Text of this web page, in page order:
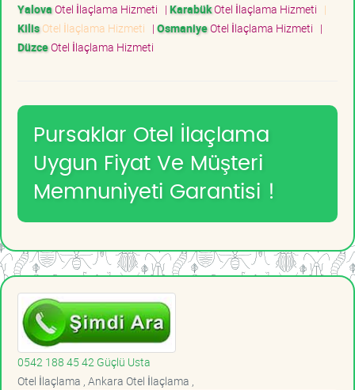
YalovaOtel İlaçlama Hizmeti | KarabükOtel İlaçlama Hizmeti |
KilisOtel İlaçlama Hizmeti | OsmaniyeOtel İlaçlama Hizmeti |
DüzceOtel İlaçlama Hizmeti
Pursaklar Otel İlaçlama
Uygun Fiyat Ve Müşteri
Memnuniyeti Garantisi !
0542 188 45 42 Güçlü Usta
Otel İlaçlama , Ankara Otel İlaçlama ,